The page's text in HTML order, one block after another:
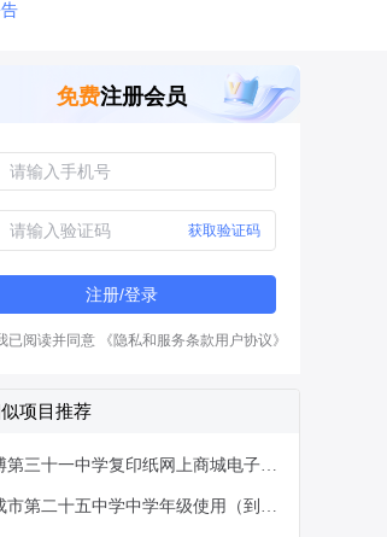
免费注册会员
获取验证码
注册/登录
已阅读并同意 《隐私和服务条款用户协议》
项目推荐
第三十一中学复印纸网上商城电子反
市第二十五中学中学年级使用（到学